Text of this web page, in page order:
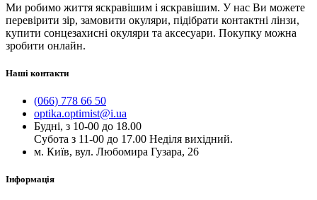
Ми робимо життя яскравішим і яскравішим. У нас Ви можете
перевірити зір, замовити окуляри, підібрати контактні лінзи,
купити сонцезахисні окуляри та аксесуари. Покупку можна
зробити онлайн.
Наші контакти
(066) 778 66 50
optika.optimist@i.ua
Будні, з 10-00 до 18.00
Субота з 11-00 до 17.00 Неділя вихідний.
м. Київ, вул. Любомира Гузара, 26
Інформація